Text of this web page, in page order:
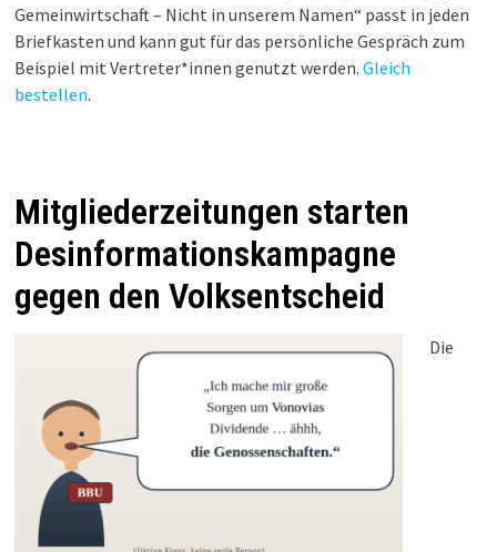
Gemeinwirtschaft – Nicht in unserem Namen“ passt in jeden
Briefkasten und kann gut für das persönliche Gespräch zum
Beispiel mit Vertreter*innen genutzt werden.Gleich
bestellen.
Mitgliederzeitungen starten
Desinformationskampagne
gegen den Volksentscheid
Die